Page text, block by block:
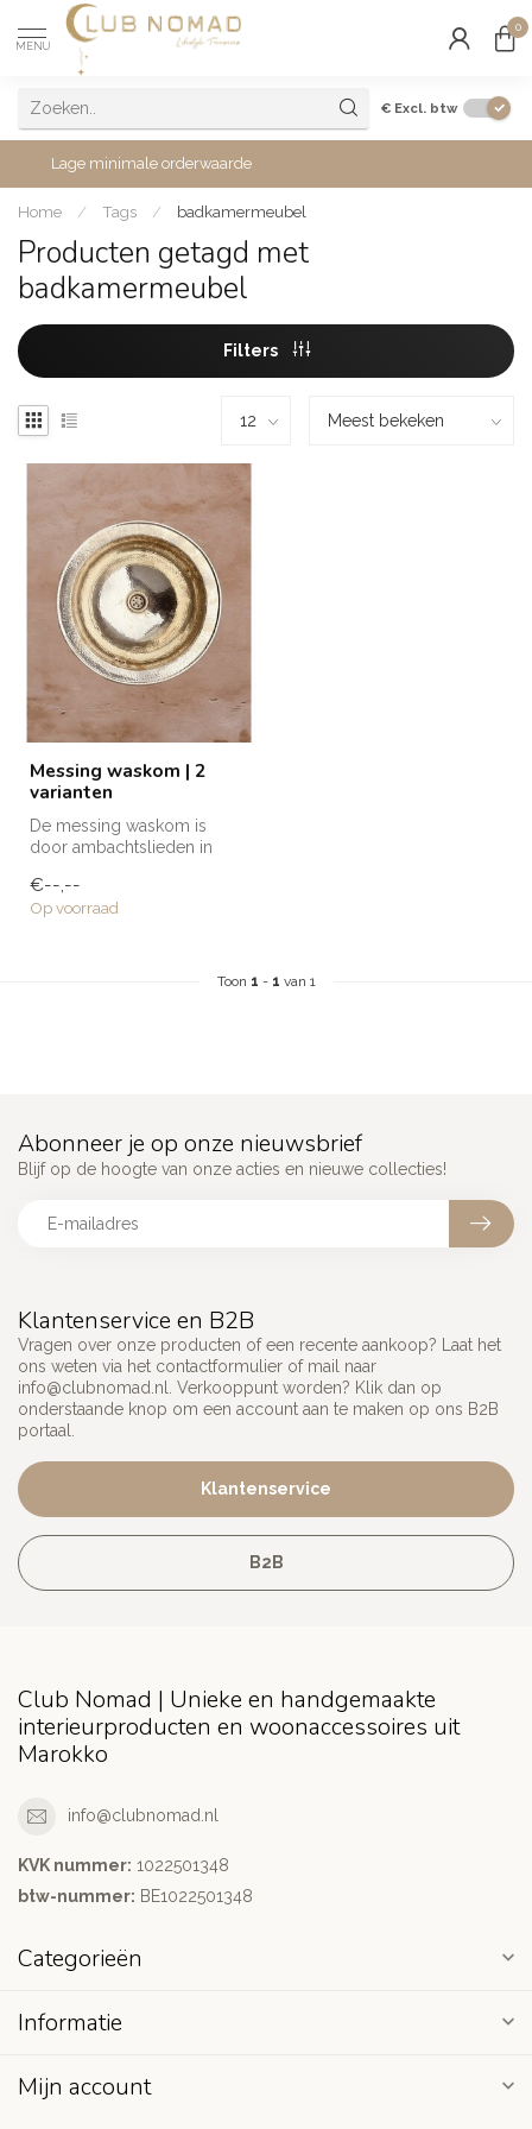
MENU
0
€ Excl. btw
Lage minimale orderwaarde
Home / Tags / badkamermeubel
Producten getagd met
badkamermeubel
Filters
Messing waskom | 2
varianten
De messing waskom is
door ambachtslieden in
vervaardigd. De ...
€--,--
Op voorraad
Toon 1 - 1 van 1
Klantenservice en B2B
Vragen over onze producten of een recente aankoop? Laat het
ons weten via het contactformulier of mail naar
info@clubnomad.nl
. Verkooppunt worden? Klik dan op
onderstaande knop om een account aan te maken op ons B2B
portaal.
Klantenservice
B2B
Abonneer je op onze nieuwsbrief
Blijf op de hoogte van onze acties en nieuwe collecties!
Club Nomad | Unieke en handgemaakte
interieurproducten en woonaccessoires uit
Marokko
info@clubnomad.nl
KVK nummer: 1022501348
btw-nummer: BE1022501348
Categorieën
Informatie
Mijn account